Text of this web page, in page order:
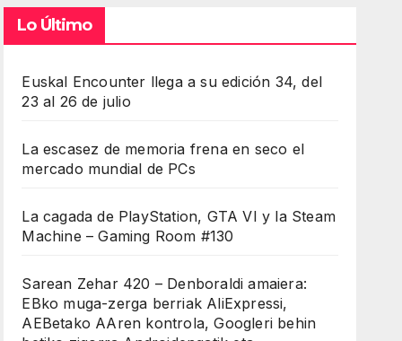
Lo Último
Euskal Encounter llega a su edición 34, del
23 al 26 de julio
La escasez de memoria frena en seco el
mercado mundial de PCs
La cagada de PlayStation, GTA VI y la Steam
Machine – Gaming Room #130
Sarean Zehar 420 – Denboraldi amaiera:
EBko muga-zerga berriak AliExpressi,
AEBetako AAren kontrola, Googleri behin